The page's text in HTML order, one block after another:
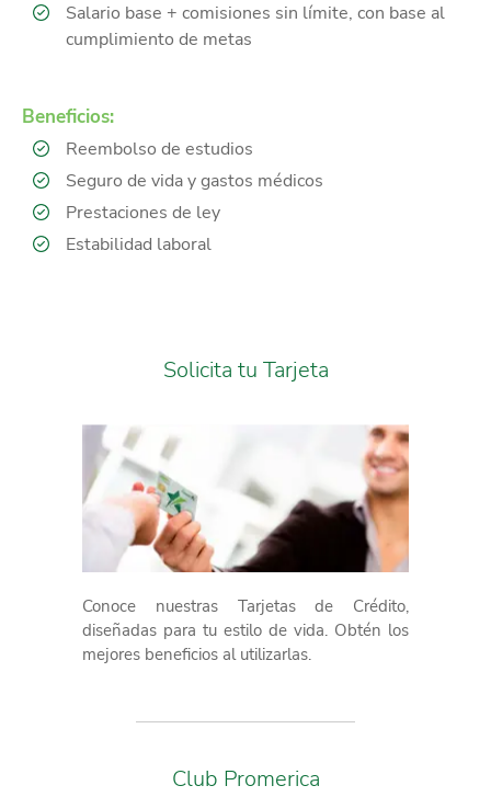
Salario base + comisiones sin límite, con base al
cumplimiento de metas
Beneficios:
Reembolso de estudios
Seguro de vida y gastos médicos
Prestaciones de ley
Estabilidad laboral
Solicita tu Tarjeta
Conoce nuestras Tarjetas de Crédito,
diseñadas para tu estilo de vida. Obtén los
mejores beneficios al utilizarlas.
Club Promerica